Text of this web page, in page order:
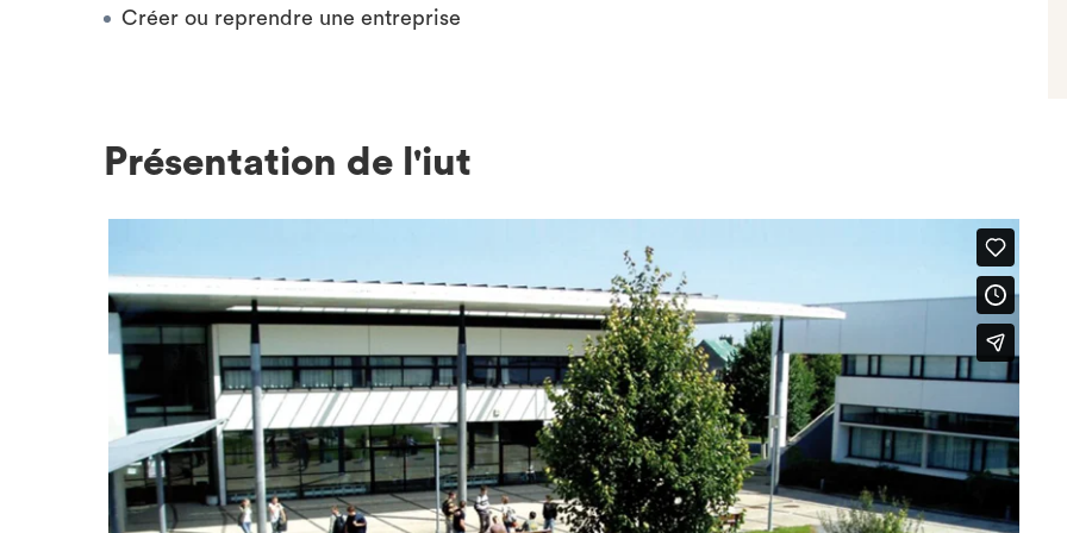
Créer ou reprendre une entreprise
Présentation de l'iut